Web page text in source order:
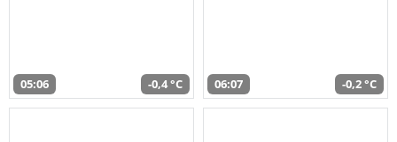
05:06 -0,4 °C 06:07 -0,2 °C